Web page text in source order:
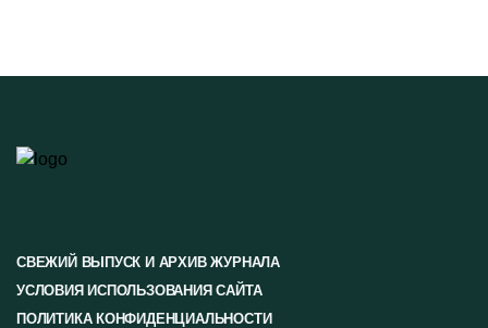
СВЕЖИЙ ВЫПУСК И АРХИВ ЖУРНАЛА
УСЛОВИЯ ИСПОЛЬЗОВАНИЯ САЙТА
ПОЛИТИКА КОНФИДЕНЦИАЛЬНОСТИ